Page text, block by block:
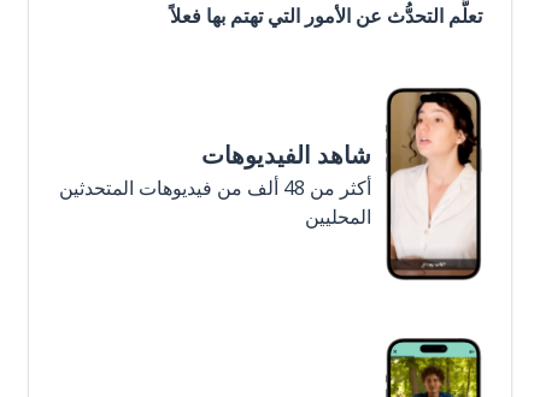
تعلَّم التحدُّث عن الأمور التي تهتم بها فعلاً
شاهد الفيديوهات
أكثر من 48 ألف من فيديوهات المتحدثين
المحليين